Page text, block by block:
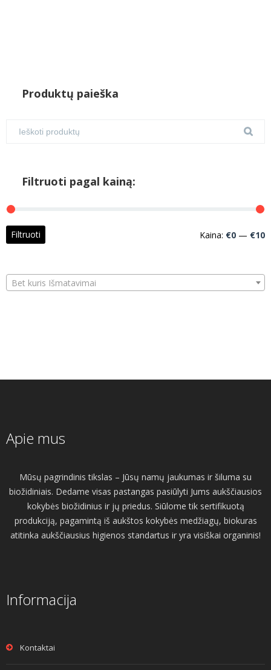
Produktų paieška
Filtruoti pagal kainą:
Filtruoti Kaina: €0 — €10
Bet kuris Išmatavimai
Apie mus
Mūsų pagrindinis tikslas – Jūsų namų jaukumas ir šiluma su
biožidiniais. Dedame visas pastangas pasiūlyti Jums aukščiausios
kokybės biožidinius ir jų priedus. Siūlome tik sertifikuotą
produkciją, pagamintą iš aukštos kokybės medžiagų, biokuras
atitinka aukščiausius higienos standartus ir yra visiškai organinis!
Informacija
Kontaktai